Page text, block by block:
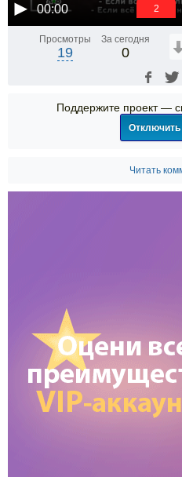
00:00 2
Просмотры
19
За сегодня
0
Поддержите проект —
Читать